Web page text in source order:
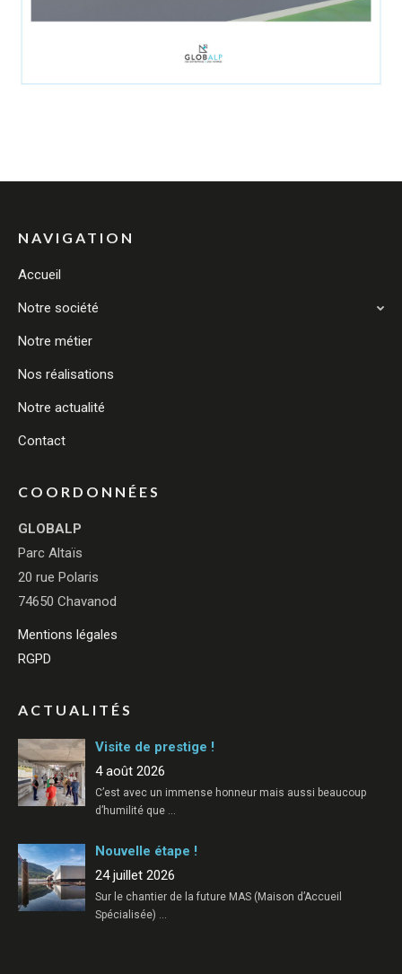
NAVIGATION
Accueil
Notre société
Notre métier
Nos réalisations
Notre actualité
Contact
COORDONNÉES
GLOBALP
Parc Altaïs
20 rue Polaris
74650 Chavanod
Mentions légales
RGPD
ACTUALITÉS
Visite de prestige !
4 août 2026
C’est avec un immense honneur mais aussi beaucoup
d’humilité que
Nouvelle étape !
24 juillet 2026
Sur le chantier de la future MAS (Maison d’Accueil
Spécialisée) …